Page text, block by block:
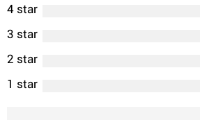
4 star
3 star
2 star
1 star